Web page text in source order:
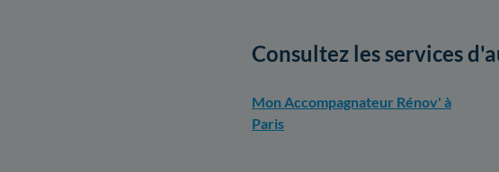
Consultez les services
Mon Accompagnateur Rénov' à
Paris